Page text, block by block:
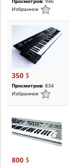
Избранное
350 $
Просмотров: 834
Избранное
800 $